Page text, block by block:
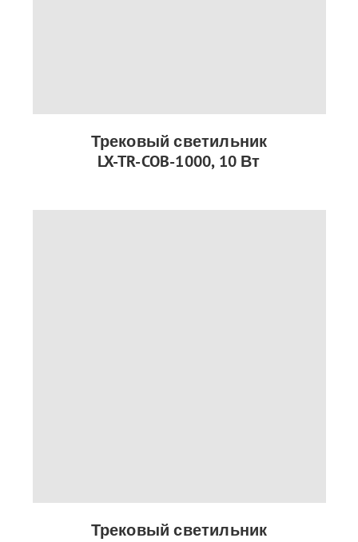
Трековый светильник
LX-TR-COB-1000, 10 Вт
Трековый светильник